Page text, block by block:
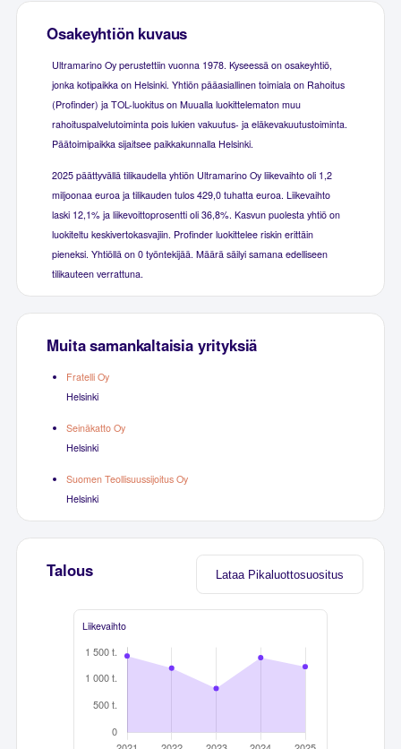
Osakeyhtiön kuvaus
Ultramarino Oy perustettiin vuonna 1978. Kyseessä on osakeyhtiö,
jonka kotipaikka on Helsinki. Yhtiön pääasiallinen toimiala on Rahoitus
(Profinder) ja TOL-luokitus on Muualla luokittelematon muu
rahoituspalvelutoiminta pois lukien vakuutus- ja eläkevakuutustoiminta.
Päätoimipaikka sijaitsee paikkakunnalla Helsinki.
2025 päättyvällä tilikaudella yhtiön Ultramarino Oy liikevaihto oli 1,2
miljoonaa euroa ja tilikauden tulos 429,0 tuhatta euroa. Liikevaihto
laski 12,1% ja liikevoittoprosentti oli 36,8%. Kasvun puolesta yhtiö on
luokiteltu keskivertokasvajiin. Profinder luokittelee riskin erittäin
pieneksi. Yhtiöllä on 0 työntekijää. Määrä säilyi samana edelliseen
tilikauteen verrattuna.
Muita samankaltaisia yrityksiä
Fratelli Oy
Helsinki
Seinäkatto Oy
Helsinki
Suomen Teollisuussijoitus Oy
Helsinki
Lataa Pikaluottosuositus
Talous
Liikevaihto